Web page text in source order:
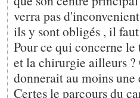
verra pas
ils y sont obligés , il
Pour ce qui concerne
et la chirurgie ailleurs ?
donnerait au moins une
Certes le parcours du